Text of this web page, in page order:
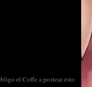
el Coffe a postear esto